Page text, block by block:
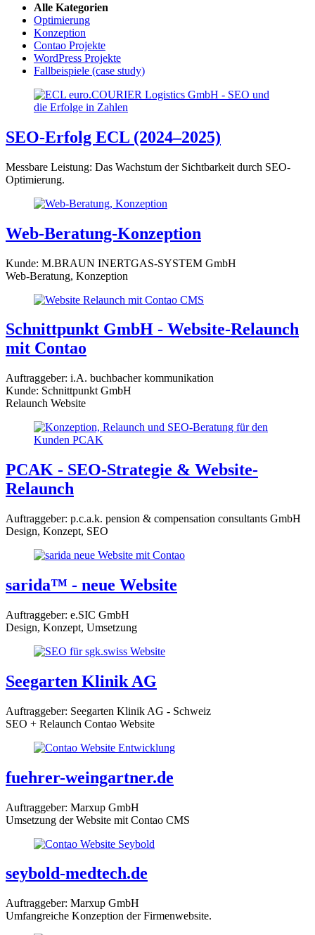
Alle Kategorien
Optimierung
Konzeption
Contao Projekte
WordPress Projekte
Fallbeispiele (case study)
SEO-Erfolg ECL (2024–2025)
Messbare Leistung: Das Wachstum der Sichtbarkeit durch SEO-
Optimierung.
Web-Beratung-Konzeption
Kunde: M.BRAUN INERTGAS-SYSTEM GmbH
Web-Beratung, Konzeption
Schnittpunkt GmbH - Website-Relaunch
mit Contao
Auftraggeber: i.A. buchbacher kommunikation
Kunde: Schnittpunkt GmbH
Relaunch Website
PCAK - SEO-Strategie & Website-
Relaunch
Auftraggeber: p.c.a.k. pension & compensation consultants GmbH
Design, Konzept, SEO
sarida™ - neue Website
Auftraggeber: e.SIC GmbH
Design, Konzept, Umsetzung
Seegarten Klinik AG
Auftraggeber: Seegarten Klinik AG - Schweiz
SEO + Relaunch Contao Website
fuehrer-weingartner.de
Auftraggeber: Marxup GmbH
Umsetzung der Website mit Contao CMS
seybold-medtech.de
Auftraggeber: Marxup GmbH
Umfangreiche Konzeption der Firmenwebsite.